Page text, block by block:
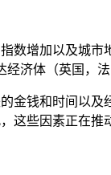
数增加以及城
济体（英国，
金钱和时间以
这些因素正在推